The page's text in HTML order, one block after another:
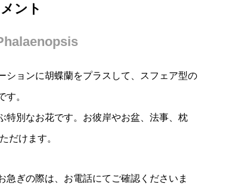
ント
ションに胡蝶蘭をプラスして、スフェア型の
す。
特別なお花です。お彼岸やお盆、法事、枕
だけます。
ぎの際は、お電話にてご確認くださいま